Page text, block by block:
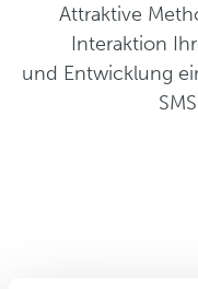
Attraktive
Interaktion
und Entwicklung